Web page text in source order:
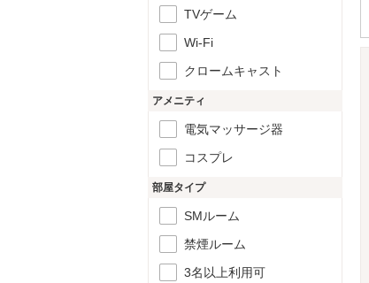
TVゲーム
Wi-Fi
クロームキャスト
アメニティ
電気マッサージ器
コスプレ
部屋タイプ
SMルーム
禁煙ルーム
3名以上利用可